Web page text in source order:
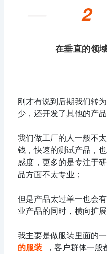
2
在垂直的领
刚才有说到后期我们转
少，还开发了其他的产品
我们做工厂的人一般不
钱，快速的测试产品，
感度，更多的是专注于
品方面不太专业；
但是产品太过单一也会
业产品的同时，横向扩
我主要是做服装里面的一
的服装
，客户群体一